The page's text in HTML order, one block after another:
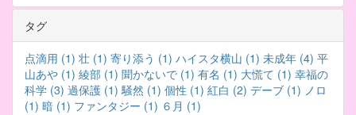
タグ
点滴用 (1) 壮 (1) 寄り添う (1) ハイスタ横山 (1) 未成年 (4) 平
山あや (1) 綾部 (1) 聞かないで (1) 有名 (1) 大慌て (1) 幸福の
科学 (3) 過保護 (1) 騒然 (1) 個性 (1) 紅白 (2) デーブ (1) ノロ
(1) 暗 (1) ファンタジー (1) ６月 (1)